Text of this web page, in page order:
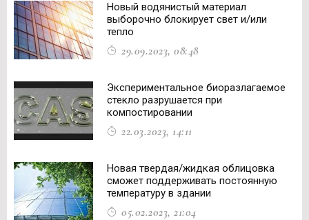
Новый водянистый материал
выборочно блокирует свет и/или
тепло
29.09.2023, 08:48
Экспериментальное биоразлагаемое
стекло разрушается при
компостировании
22.03.2023, 14:11
Новая твердая/жидкая облицовка
сможет поддерживать постоянную
температуру в здании
05.02.2023, 21:04